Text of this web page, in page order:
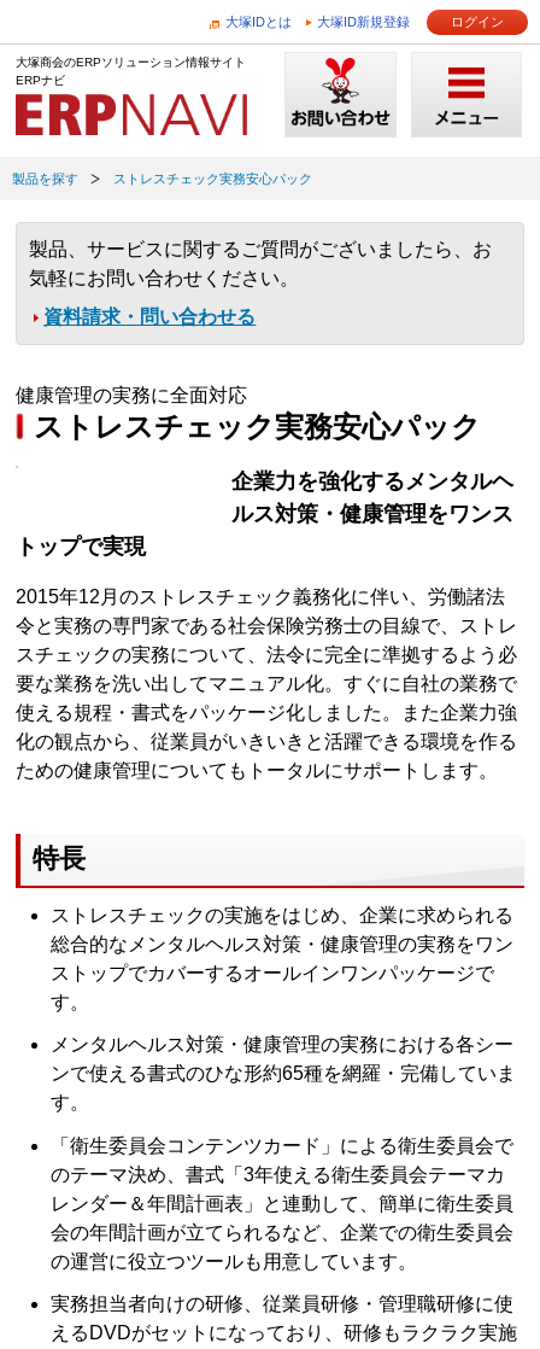
大塚IDとは 大塚ID新規登録 ログイン
大塚商会のERPソリューション情報サイト
ERPナビ
製品を探す ストレスチェック実務安心パック
製品、サービスに関するご質問がございましたら、お
気軽にお問い合わせください。
資料請求・問い合わせる
健康管理の実務に全面対応
ストレスチェック実務安心パック
企業力を強化するメンタルヘ
ルス対策・健康管理をワンス
トップで実現
2015年12月のストレスチェック義務化に伴い、労働諸法
令と実務の専門家である社会保険労務士の目線で、ストレ
スチェックの実務について、法令に完全に準拠するよう必
要な業務を洗い出してマニュアル化。すぐに自社の業務で
使える規程・書式をパッケージ化しました。また企業力強
化の観点から、従業員がいきいきと活躍できる環境を作る
ための健康管理についてもトータルにサポートします。
特長
ストレスチェックの実施をはじめ、企業に求められる
総合的なメンタルヘルス対策・健康管理の実務をワン
ストップでカバーするオールインワンパッケージで
す。
メンタルヘルス対策・健康管理の実務における各シー
ンで使える書式のひな形約65種を網羅・完備していま
す。
「衛生委員会コンテンツカード」による衛生委員会で
のテーマ決め、書式「3年使える衛生委員会テーマカ
レンダー＆年間計画表」と連動して、簡単に衛生委員
会の年間計画が立てられるなど、企業での衛生委員会
の運営に役立つツールも用意しています。
実務担当者向けの研修、従業員研修・管理職研修に使
えるDVDがセットになっており、研修もラクラク実施